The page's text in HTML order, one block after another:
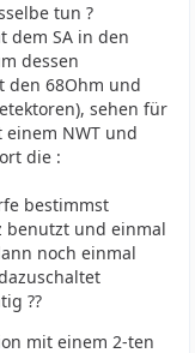
tun ?
dem SA in den
dessen
den 68Ohm und
sehen für
einem NWT und
die :
bestimmst
benutzt und einmal
noch einmal
??
mit einem 2-ten